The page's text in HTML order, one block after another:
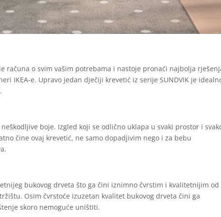
računa o svim vašim potrebama i nastoje pronaći najbolja
IKEA-e. Upravo jedan dječiji krevetić iz serije SUNDVIK je
boje. Izgled koji se odlično uklapa u svaki prostor i
čine ovaj krevetić, ne samo dopadjivim nego i za bebu
bukovog drveta što ga čini iznimno čvrstim i kvalitetnijim od
Osim čvrstoće izuzetan kvalitet bukovog drveta čini ga
skoro nemoguće uništiti.